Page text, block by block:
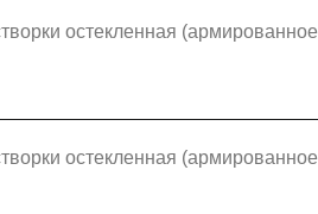
остекленная (армированное
остекленная (армированное